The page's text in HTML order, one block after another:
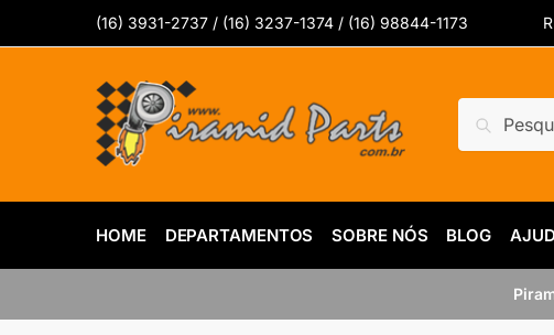
(16) 3931-2737 / (16) 3237-1374 / (16) 98844-1173
por:
Pesquisar
HOME DEPARTAMENTOS SOBRE NÓS BLOG